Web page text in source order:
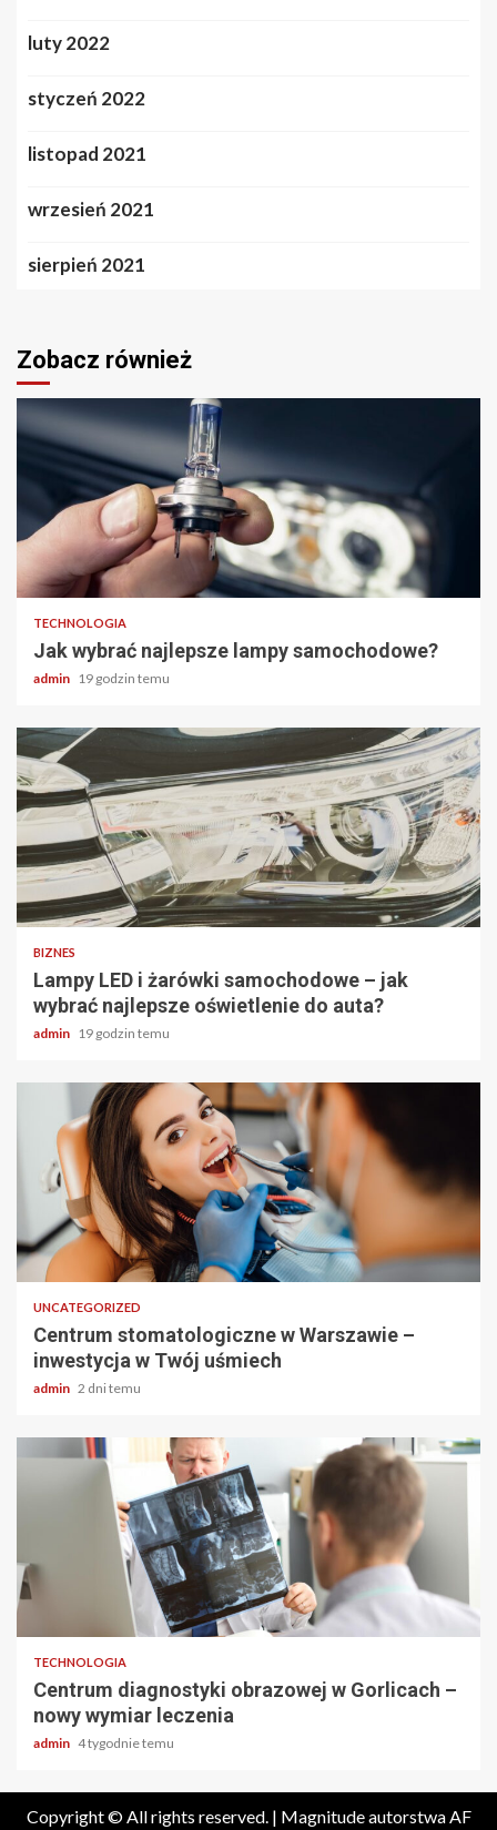
luty 2022
styczeń 2022
listopad 2021
wrzesień 2021
sierpień 2021
Zobacz również
2 min odczytu
TECHNOLOGIA
Jak wybrać najlepsze lampy samochodowe?
admin 19 godzin temu
2 min odczytu
BIZNES
Lampy LED i żarówki samochodowe – jak
wybrać najlepsze oświetlenie do auta?
admin 19 godzin temu
2 min odczytu
UNCATEGORIZED
Centrum stomatologiczne w Warszawie –
inwestycja w Twój uśmiech
admin 2 dni temu
TECHNOLOGIA
Centrum diagnostyki obrazowej w Gorlicach –
nowy wymiar leczenia
admin 4 tygodnie temu
Copyright © All rights reserved. | Magnitudeautorstwa AF